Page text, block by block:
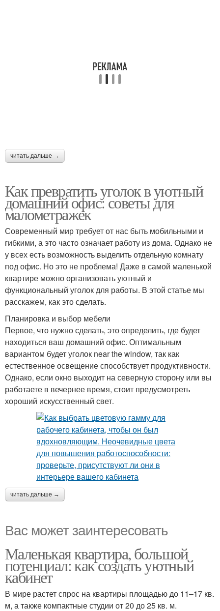
читать дальше →
Как превратить уголок в уютный
домашний офис: советы для
малометражек
Современный мир требует от нас быть мобильными и
гибкими, а это часто означает работу из дома. Однако не
у всех есть возможность выделить отдельную комнату
под офис. Но это не проблема! Даже в самой маленькой
квартире можно организовать уютный и
функциональный уголок для работы. В этой статье мы
расскажем, как это сделать.
Планировка и выбор мебели
Первое, что нужно сделать, это определить, где будет
находиться ваш домашний офис. Оптимальным
вариантом будет уголок near the window, так как
естественное освещение способствует продуктивности.
Однако, если окно выходит на северную сторону или вы
работаете в вечернее время, стоит предусмотреть
хороший искусственный свет.
читать дальше →
Вас может заинтересовать
Маленькая квартира, большой
потенциал: как создать уютный
кабинет
В мире растет спрос на квартиры площадью до 11–17 кв.
м, а также компактные студии от 20 до 25 кв. м.